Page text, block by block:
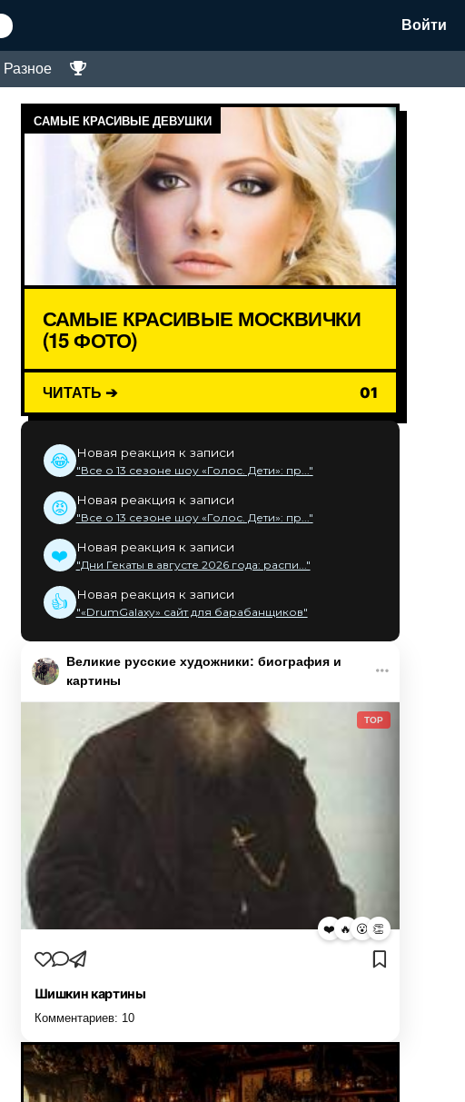
Войти
Разное
САМЫЕ КРАСИВЫЕ ДЕВУШКИ
САМЫЕ КРАСИВЫЕ МОСКВИЧКИ
(15 ФОТО)
ЧИТАТЬ ➔ 01
😂 Новая реакция к записи
"Все о 13 сезоне шоу «Голос. Дети»: пр..."
😡 Новая реакция к записи
"Все о 13 сезоне шоу «Голос. Дети»: пр..."
❤️ Новая реакция к записи
"Дни Гекаты в августе 2026 года: распи..."
👍 Новая реакция к записи
"«DrumGalaxy» сайт для барабанщиков"
Великие русские художники: биография и
картины
TOP
❤️ 🔥 😮 👏
Шишкин картины
Комментариев: 10